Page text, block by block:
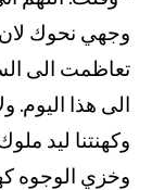
وجهي نحوك لان
تعاظمت الى
الى هذا اليوم.
وكهنتنا ليد
وخزي الوجوه